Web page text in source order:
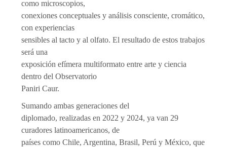
como microscopios,
conexiones conceptuales y análisis consciente, cromático,
con experiencias
sensibles al tacto y al olfato. El resultado de estos trabajos
será una
exposición efímera multiformato entre arte y ciencia
dentro del Observatorio
Paniri Caur.
Sumando ambas generaciones del
diplomado, realizadas en 2022 y 2024, ya van 29
curadores latinoamericanos, de
países como Chile, Argentina, Brasil, Perú y México, que